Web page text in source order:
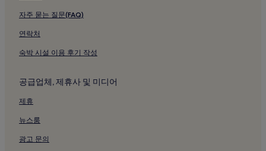
치피차페 쇼핑센터 근처 호텔
콤판디 & 콤페날코 문화센터 근처 호텔
엔리케 부에나벤투라 시립극장 근처 호텔
바예 델 코카 정부청사 근처 호텔
메르세드 교회 근처 호텔
라 테르툴리아 현대미술관 근처 호텔
칼리마의 수영장이 있는 호텔
자주 묻는 질문(FAQ)
연락처
숙박 시설 이용 후기 작성
공급업체, 제휴사 및 미디어
제휴
뉴스룸
광고 문의